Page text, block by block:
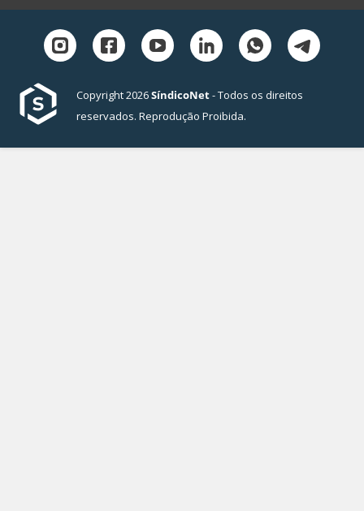
Copyright 2026SíndicoNet- Todos os direitos
reservados. Reprodução Proibida.